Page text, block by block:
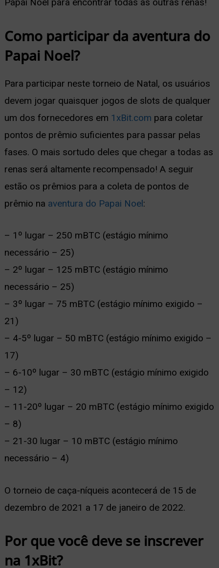
Papai Noel para encontrar todas as outras renas!
Como participar da aventura do
Papai Noel?
Para participar neste torneio de Natal, os usuários
devem jogar quaisquer jogos de slots de qualquer
um dos fornecedores em 1xBit.com para coletar
pontos de prêmio suficientes para passar pelas
fases. O mais sortudo deles que chegar a todas as
renas será altamente recompensado! A seguir
estão os prêmios para a coleta de pontos de
prêmio na aventura do Papai Noel:
– 1º lugar – 250 mBTC (estágio mínimo
necessário – 25)
– 2º lugar – 125 mBTC (estágio mínimo
necessário – 25)
– 3º lugar – 75 mBTC (estágio mínimo exigido –
21)
– 4-5º lugar – 50 mBTC (estágio mínimo exigido –
17)
– 6-10º lugar – 30 mBTC (estágio mínimo exigido
– 12)
– 11-20º lugar – 20 mBTC (estágio mínimo exigido
– 8)
– 21-30 lugar – 10 mBTC (estágio mínimo
necessário – 4)
O torneio de caça-níqueis acontecerá de 15 de
dezembro de 2021 a 17 de janeiro de 2022.
Por que você deve se inscrever
na 1xBit?